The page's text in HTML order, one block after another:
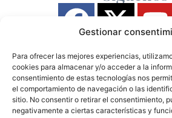
Gestionar
Para ofrecer las mejores experiencias,
cookies para almacenar y/o acceder a la
consentimiento de estas tecnologías nos
el comportamiento de navegación o las
sitio. No consentir o retirar el consentimiento,
negativamente a ciertas características y